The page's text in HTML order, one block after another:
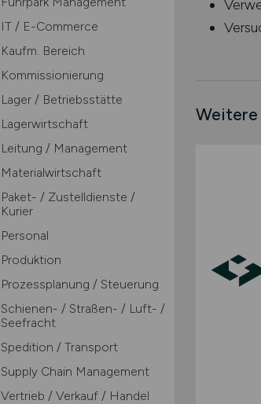
IT / E-Commerce
Kaufm. Bereich
Kommissionierung
Lager / Betriebsstätte
Lagerwirtschaft
Leitung / Management
Materialwirtschaft
Paket- / Zustelldienste /
Kurier
Personal
Produktion
Prozessplanung / Steuerung
Schienen- / Straßen- / Luft- /
Seefracht
Spedition / Transport
Supply Chain Management
Vertrieb / Verkauf / Handel
Weitere